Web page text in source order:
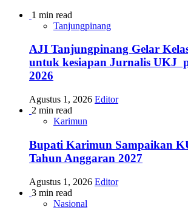
1 min read
Tanjungpinang
AJI Tanjungpinang Gelar
untuk kesiapan Jurnalis UKJ
2026
Agustus 1, 2026 Editor
2 min read
Karimun
Bupati Karimun Sampaikan
Tahun Anggaran 2027
Agustus 1, 2026 Editor
3 min read
Nasional